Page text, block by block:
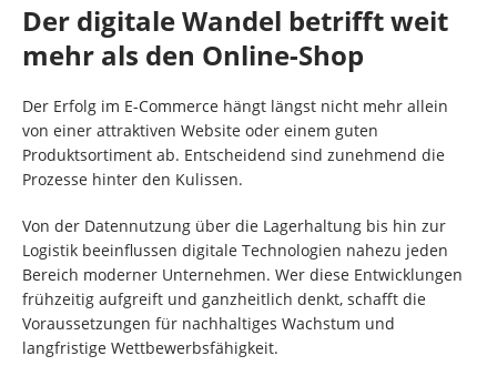
Der digitale Wandel betrifft weit
mehr als den Online-Shop
Der Erfolg im E-Commerce hängt längst nicht mehr allein
von einer attraktiven Website oder einem guten
Produktsortiment ab. Entscheidend sind zunehmend die
Prozesse hinter den Kulissen.
Von der Datennutzung über die Lagerhaltung bis hin zur
Logistik beeinflussen digitale Technologien nahezu jeden
Bereich moderner Unternehmen. Wer diese Entwicklungen
frühzeitig aufgreift und ganzheitlich denkt, schafft die
Voraussetzungen für nachhaltiges Wachstum und
langfristige Wettbewerbsfähigkeit.